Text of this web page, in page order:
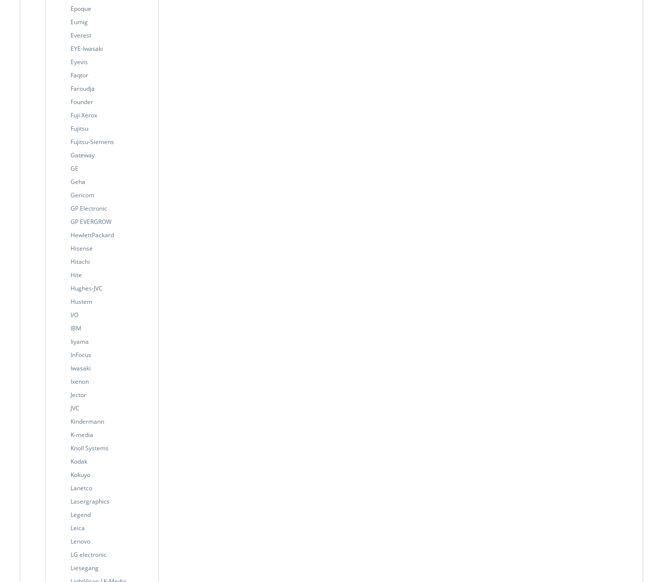
Epoque
Eumig
Everest
EYE-Iwasaki
Eyevis
Faqtor
Faroudja
Founder
Fuji Xerox
Fujitsu
Fujitsu-Siemens
Gateway
GE
Geha
Gericom
GP Electronic
GP EVERGROW
HewlettPackard
Hisense
Hitachi
Hite
Hughes-JVC
Hustem
I/O
IBM
Iiyama
InFocus
Iwasaki
Ixenon
Jector
JVC
Kindermann
K-media
Knoll Systems
Kodak
Kokuyo
Lanetco
Lasergraphics
Legend
Leica
Lenovo
LG electronic
Liesegang